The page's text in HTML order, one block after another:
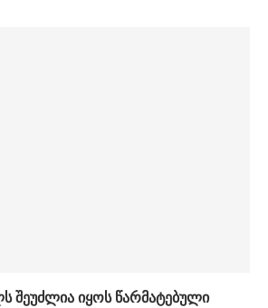
შეუძლია იყოს წარმატებული